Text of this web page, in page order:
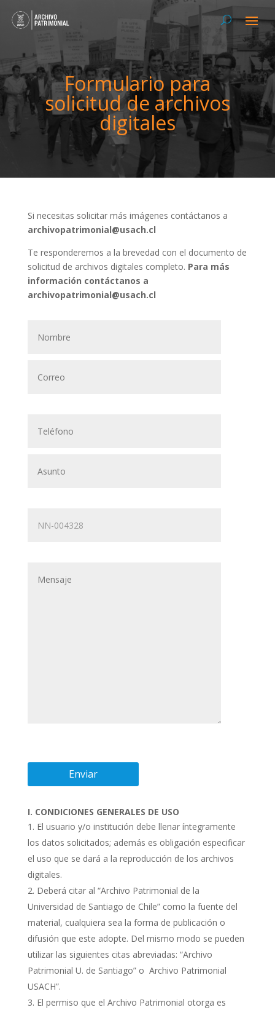
Formulario para
solicitud de archivos
digitales
Si necesitas solicitar más imágenes contáctanos a
archivopatrimonial@usach.cl
Te responderemos a la brevedad con el documento de
solicitud de archivos digitales completo. Para más
información contáctanos a
archivopatrimonial@usach.cl
I. CONDICIONES GENERALES DE USO
El usuario y/o institución debe llenar íntegramente
los datos solicitados; además es obligación especificar
el uso que se dará a la reproducción de los archivos
digitales.
Deberá citar al “Archivo Patrimonial de la
Universidad de Santiago de Chile” como la fuente del
material, cualquiera sea la forma de publicación o
difusión que este adopte. Del mismo modo se pueden
utilizar las siguientes citas abreviadas: “Archivo
Patrimonial U. de Santiago” o Archivo Patrimonial
USACH”.
El permiso que el Archivo Patrimonial otorga es